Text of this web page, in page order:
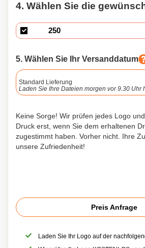
4. Wählen Sie die
5. Wählen Sie Ihr Versanddatum
Standard Lieferung
Laden Sie Ihre Dateien morgen vor 9.30 Uhr
Keine Sorge! Wir prüfen jedes Logo
Druck erst, wenn Sie dem erhaltenen
zugestimmt haben. Vorher nicht. Ihre
unsere Zufriedenheit!
Preis Anfrage
Laden Sie Ihr Logo auf der